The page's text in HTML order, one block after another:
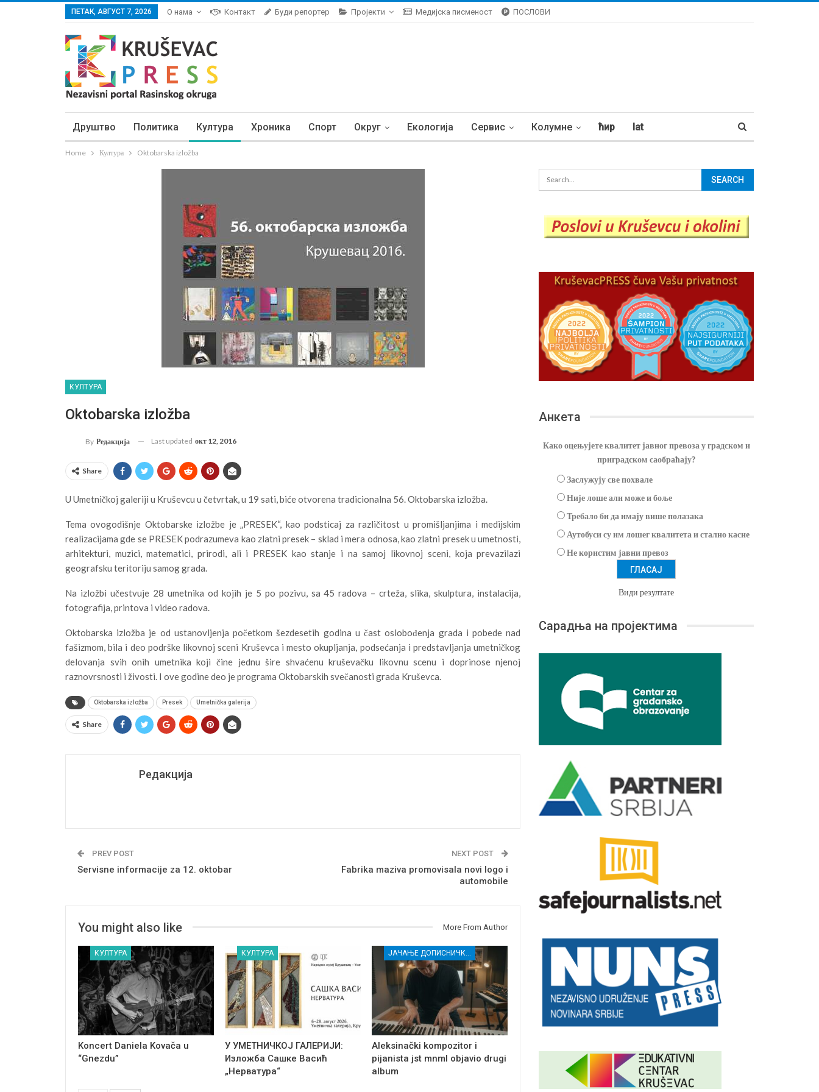
ПЕТАК, АВГУСТ 7, 2026 О нама Контакт Буди репортер Пројекти Медијска писменост ПОСЛОВИ
Друштво Политика Култура Хроника Спорт Округ Екологија Сервис Колумне ћир lat
Home Култура Oktobarska izložba
КУЛТУРА
Oktobarska izložba
By Редакција Last updated окт 12, 2016
Share
U Umetničkoj galeriji u Kruševcu u četvrtak, u 19 sati, biće otvorena tradicionalna 56. Oktobarska izložba.
Tema ovogodišnje Oktobarske izložbe je „PRESEK“, kao podsticaj za različitost u promišljanjima i medijskim
realizacijama gde se PRESEK podrazumeva kao zlatni presek – sklad i mera odnosa, kao zlatni presek u umetnosti,
arhitekturi, muzici, matematici, prirodi, ali i PRESEK kao stanje i na samoj likovnoj sceni, koja prevazilazi
geografsku teritoriju samog grada.
Na izložbi učestvuje 28 umetnika od kojih je 5 po pozivu, sa 45 radova – crteža, slika, skulptura, instalacija,
fotografija, printova i video radova.
Oktobarska izložba je od ustanovljenja početkom šezdesetih godina u čast oslobođenja grada i pobede nad
fašizmom, bila i deo podrške likovnoj sceni Kruševca i mesto okupljanja, podsećanja i predstavljanja umetničkog
delovanja svih onih umetnika koji čine jednu šire shvaćenu kruševačku likovnu scenu i doprinose njenoj
raznovrsnosti i živosti. I ove godine deo je programa Oktobarskih svečanosti grada Kruševca.
Oktobarska izložba Presek Umetnička galerija
Share
Редакција
PREV POST
Servisne informacije za 12. oktobar
NEXT POST
Fabrika maziva promovisala novi logo i
automobile
You might also like More From Author
КУЛТУРА
Koncert Daniela Kovača u
“Gnezdu”
КУЛТУРА
У УМЕТНИЧКОЈ ГАЛЕРИЈИ:
Изложба Сашке Васић
„Нерватура“
ЈАЧАЊЕ ДОПИСНИЧКЕ МРЕЖЕ НЕЗАВИСНИХ МЕДИЈА У РАСИНСКОМ ОКРУГУ
Aleksinački kompozitor i
pijanista jst mnml objavio drugi
album
Анкета
Како оцењујете квалитет јавног превоза у градском и
приградском саобраћају?
Заслужују све похвале
Није лоше али може и боље
Требало би да имају више полазака
Аутобуси су им лошег квалитета и стално касне
Не користим јавни превоз
Види резултате
Сарадња на пројектима